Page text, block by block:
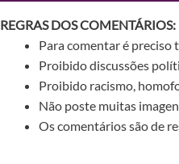
REGRAS DOS COMENTÁRIOS:
Para comentar é preciso
Proibido discussões
Proibido racismo,
Não poste muitas
Os comentários são de